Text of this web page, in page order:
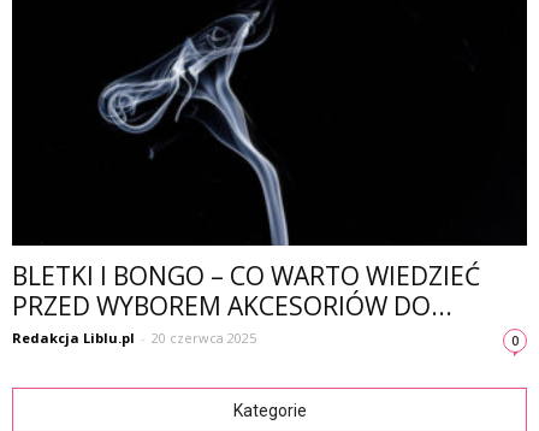
BLETKI I BONGO – CO WARTO WIEDZIEĆ
PRZED WYBOREM AKCESORIÓW DO...
Redakcja Liblu.pl - 20 czerwca 2025 0
Kategorie